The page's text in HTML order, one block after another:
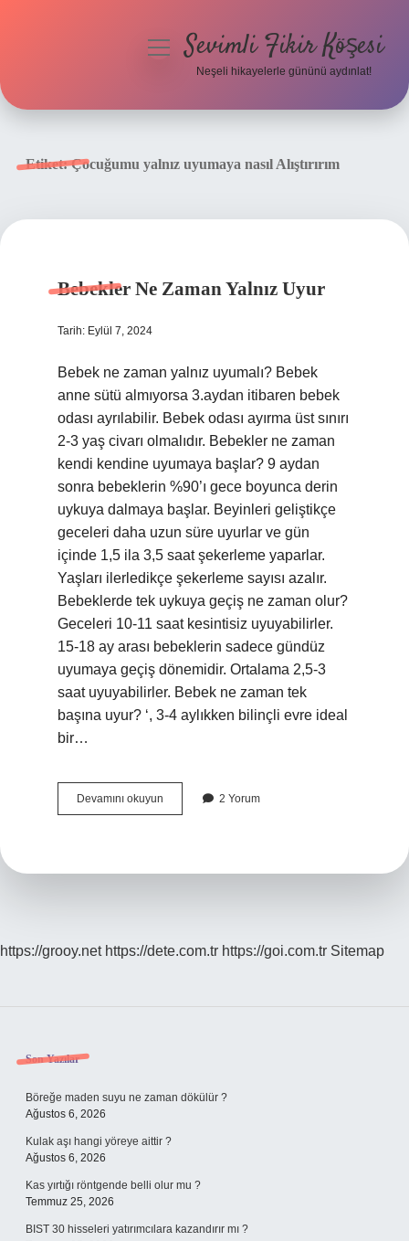
menüyüSevimli Fikir Köşesi
Neşeli hikayelerle gününü aydınlat!
Etiket:Çocuğumu yalnız uyumaya nasıl Alıştırırım
Bebekler Ne Zaman Yalnız Uyur
Tarih: Eylül 7, 2024
Bebek ne zaman yalnız uyumalı? Bebek
anne sütü almıyorsa 3.aydan itibaren bebek
odası ayrılabilir. Bebek odası ayırma üst sınırı
2-3 yaş civarı olmalıdır. Bebekler ne zaman
kendi kendine uyumaya başlar? 9 aydan
sonra bebeklerin %90’ı gece boyunca derin
uykuya dalmaya başlar. Beyinleri geliştikçe
geceleri daha uzun süre uyurlar ve gün
içinde 1,5 ila 3,5 saat şekerleme yaparlar.
Yaşları ilerledikçe şekerleme sayısı azalır.
Bebeklerde tek uykuya geçiş ne zaman olur?
Geceleri 10-11 saat kesintisiz uyuyabilirler.
15-18 ay arası bebeklerin sadece gündüz
uyumaya geçiş dönemidir. Ortalama 2,5-3
saat uyuyabilirler. Bebek ne zaman tek
başına uyur? ‘, 3-4 aylıkken bilinçli evre ideal
bir…
Devamını okuyun Bebekler
Ne
2 Yorum
https://grooy.net https://dete.com.tr https://goi.com.tr Sitemap
Sidebar
Son Yazılar
Böreğe maden suyu ne zaman dökülür ?
Ağustos 6, 2026
Kulak aşı hangi yöreye aittir ?
Ağustos 6, 2026
Kas yırtığı röntgende belli olur mu ?
Temmuz 25, 2026
BIST 30 hisseleri yatırımcılara kazandırır mı ?